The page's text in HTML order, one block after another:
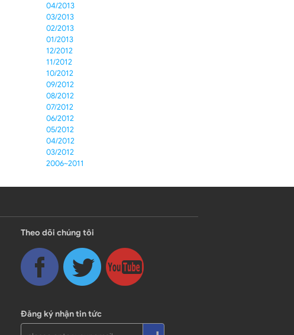
04/2013
03/2013
02/2013
01/2013
12/2012
11/2012
10/2012
09/2012
08/2012
07/2012
06/2012
05/2012
04/2012
03/2012
2006~2011
Theo dõi chúng tôi
Đăng ký nhận tin tức